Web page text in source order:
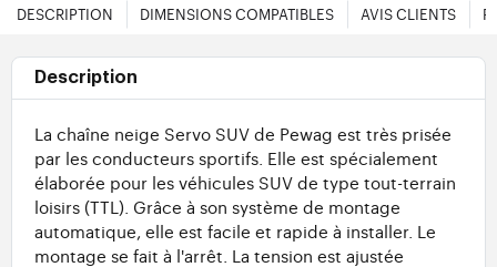
DESCRIPTION DIMENSIONS COMPATIBLES AVIS CLIENTS
Description
La chaîne neige Servo SUV de Pewag est très prisée
par les conducteurs sportifs. Elle est spécialement
élaborée pour les véhicules SUV de type tout-terrain
loisirs (TTL). Grâce à son système de montage
automatique, elle est facile et rapide à installer. Le
montage se fait à l'arrêt. La tension est ajustée